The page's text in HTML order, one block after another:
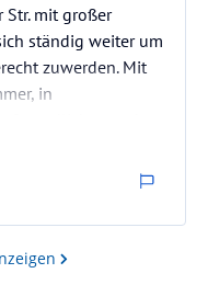
Str. mit großer
ständig weiter um
zuwerden. Mit
in